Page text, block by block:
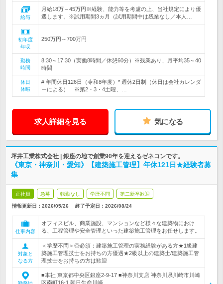
給与
月給18万～45万円※経験、能力等を考慮の上、当社規定により優
遇します。※試用期間3ヵ月（試用期間中は残業なし／本人…
初年度
年収
250万円～700万円
勤務
時間
8:30～17:30（実働8時間／休憩60分）※残業あり、月平均35～40
時間
休日
休暇
# 年間休日126日（令和8年度）* 週休2日制（休日は会社カレンダ
ーによる） ※第2・3・4土曜、…
求人詳細を見る 気になる
坪井工業株式会社 | 銀座の地で創業90年を迎えるゼネコンです。
《東京・神奈川・愛知》【建築施工管理】年休121日★経験者募
集
正社員 急募 転勤なし 学歴不問 第二新卒歓迎
情報更新日：2026/05/26 終了予定日： 2026/08/24
仕事内容
オフィスビル、商業施設、マンションなど様々な建築物におけ
る、工程管理や安全管理といった建築施工管理をお任せします。
対象と
なる方
＜学歴不問＞◎必須：建築施工管理の実務経験がある方★1級建
築施工管理技士をお持ちの方優遇★2級以上の建築士/建築施工管
理技士をお持ちの方は歓迎
■本社 東京都中央区銀座2-9-17 ■神奈川支店 神奈川県川崎市川崎
区南町16-1 朝日生命川崎…